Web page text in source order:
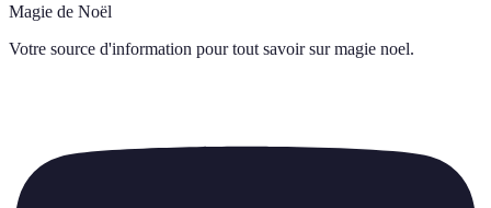
Magie de Noël
Votre source d'information pour tout savoir sur magie noel.